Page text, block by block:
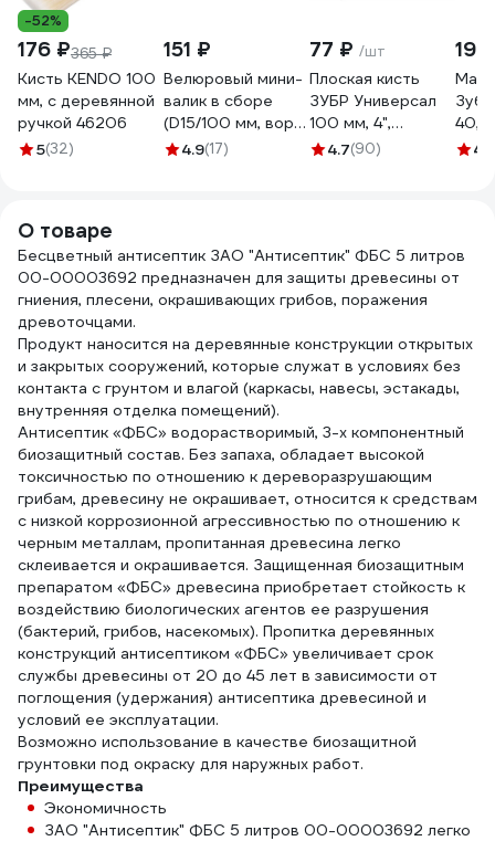
-52%
176 ₽365 ₽
Кисть KENDO 100
мм, с деревянной
ручкой 46206
5(32)
151 ₽
Велюровый мини-
валик в сборе
(D15/100 мм, ворс
4 мм, бюгель 6 мм)
4.9(17)
77 ₽ /шт
Плоская кисть
ЗУБР Универсал
100 мм, 4",
светлая
4.7(90)
40,
мм,4.6
О товаре
Бесцветный антисептик ЗАО "Антисептик" ФБС 5 литров
00-00003692 предназначен для защиты древесины от
гниения, плесени, окрашивающих грибов, поражения
древоточцами.
Продукт наносится на деревянные конструкции открытых
и закрытых сооружений, которые служат в условиях без
контакта с грунтом и влагой (каркасы, навесы, эстакады,
внутренняя отделка помещений).
Антисептик «ФБС» водорастворимый, 3-х компонентный
биозащитный состав. Без запаха, обладает высокой
токсичностью по отношению к дереворазрушающим
грибам, древесину не окрашивает, относится к средствам
с низкой коррозионной агрессивностью по отношению к
черным металлам, пропитанная древесина легко
склеивается и окрашивается. Защищенная биозащитным
препаратом «ФБС» древесина приобретает стойкость к
воздействию биологических агентов ее разрушения
(бактерий, грибов, насекомых). Пропитка деревянных
конструкций антисептиком «ФБС» увеличивает срок
службы древесины от 20 до 45 лет в зависимости от
поглощения (удержания) антисептика древесиной и
условий ее эксплуатации.
Возможно использование в качестве биозащитной
грунтовки под окраску для наружных работ.
Преимущества
Экономичность
ЗАО "Антисептик" ФБС 5 литров 00-00003692 легко